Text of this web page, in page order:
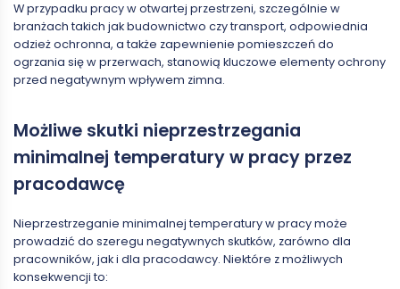
W przypadku pracy w otwartej przestrzeni, szczególnie w
branżach takich jak budownictwo czy transport, odpowiednia
odzież ochronna, a także zapewnienie pomieszczeń do
ogrzania się w przerwach, stanowią kluczowe elementy ochrony
przed negatywnym wpływem zimna.
Możliwe skutki nieprzestrzegania
minimalnej temperatury w pracy przez
pracodawcę
Nieprzestrzeganie minimalnej temperatury w pracy może
prowadzić do szeregu negatywnych skutków, zarówno dla
pracowników, jak i dla pracodawcy. Niektóre z możliwych
konsekwencji to: